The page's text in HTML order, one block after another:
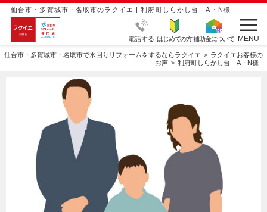
仙台市・多賀城市・名取市のラクイエ | 利府町しらかし台 A・N様
電話する はじめての方補助金について MENU
仙台市・多賀城市・名取市で水回りリフォームをするならラクイエ
ラクイエお客様の
お声
利府町しらかし台 A・N様